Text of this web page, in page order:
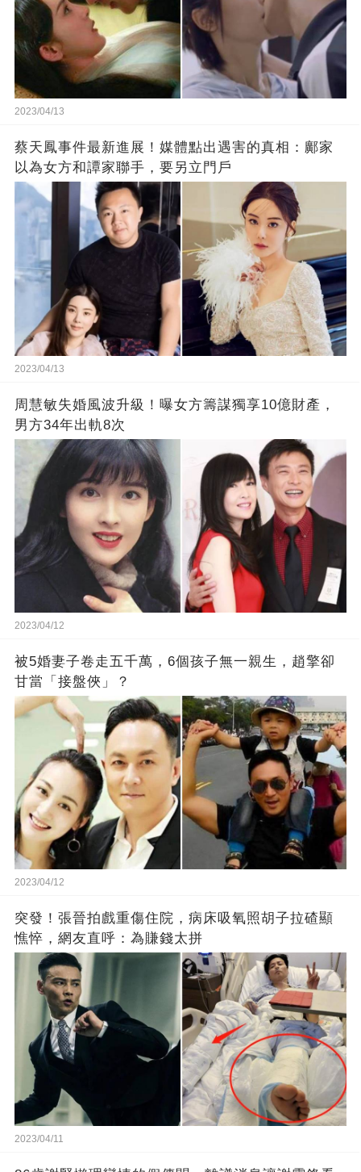
2023/04/13
蔡天鳳事件最新進展！媒體點出遇害的真相：鄺家
以為女方和譚家聯手，要另立門戶
2023/04/13
周慧敏失婚風波升級！曝女方籌謀獨享10億財產，
男方34年出軌8次
2023/04/12
被5婚妻子卷走五千萬，6個孩子無一親生，趙擎卻
甘當「接盤俠」？
2023/04/12
突發！張晉拍戲重傷住院，病床吸氧照胡子拉碴顯
憔悴，網友直呼：為賺錢太拼
2023/04/11